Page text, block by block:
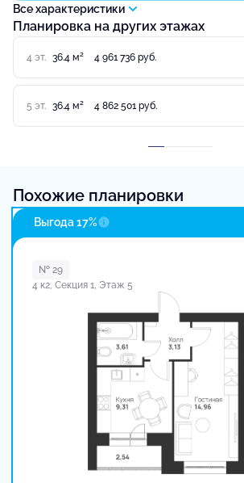
Все характеристики
Планировка на других этажах
4 эт. 36.4 м2 4 961 736 руб.
5 эт. 36.4 м2 4 862 501 руб.
Похожие планировки
Выгода 17%
№ 29
4 к2, Секция 1, Этаж 5